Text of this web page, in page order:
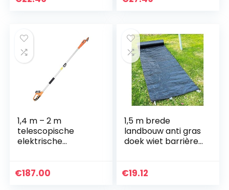
1,4 m – 2 m
telescopische
elektrische
takkensnijder,
€187.00
1,5 m brede
landbouw anti gras
doek wiet barrière
boomgaard tuin
€19.12